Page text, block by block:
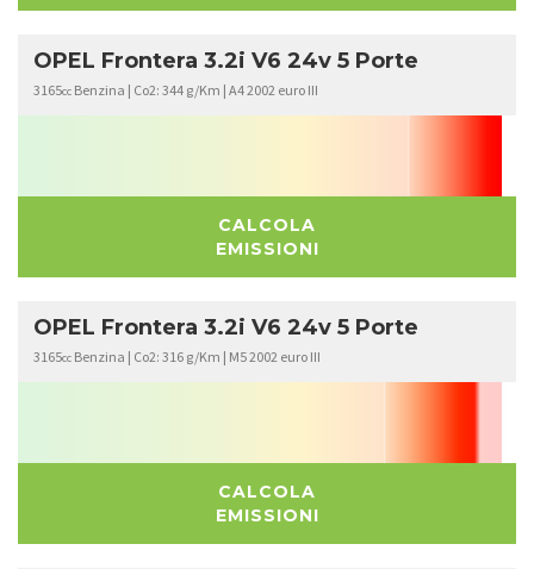
OPEL Frontera 3.2i V6 24v 5 Porte
3165cc Benzina | Co2: 344 g/Km | A4 2002 euro III
CALCOLA
EMISSIONI
OPEL Frontera 3.2i V6 24v 5 Porte
3165cc Benzina | Co2: 316 g/Km | M5 2002 euro III
CALCOLA
EMISSIONI